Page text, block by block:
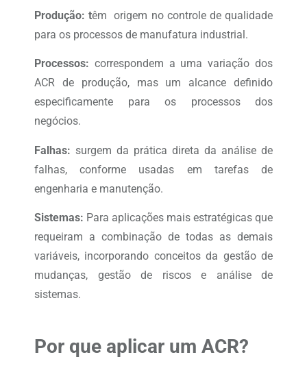
Produção: têm origem no controle de qualidade
para os processos de manufatura industrial.
Processos: correspondem a uma variação dos
ACR de produção, mas um alcance definido
especificamente para os processos dos
negócios.
Falhas: surgem da prática direta da análise de
falhas, conforme usadas em tarefas de
engenharia e manutenção.
Sistemas: Para aplicações mais estratégicas que
requeiram a combinação de todas as demais
variáveis, incorporando conceitos da gestão de
mudanças, gestão de riscos e análise de
sistemas.
Por que aplicar um ACR?